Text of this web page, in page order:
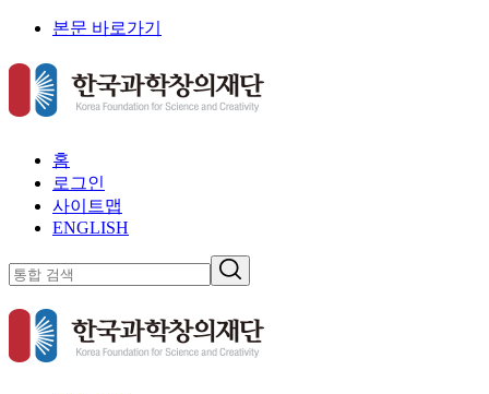
본문 바로가기
홈
로그인
사이트맵
ENGLISH